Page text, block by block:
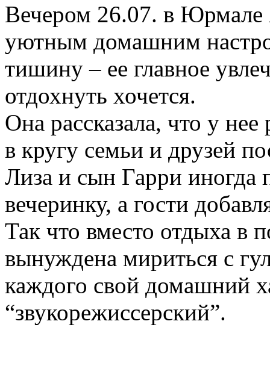
Вечером 26.07. в Юрмале
уютным домашним
тишину – ее главное
отдохнуть хочется.
Она рассказала, что у
в кругу семьи и друзей
Лиза и сын Гарри
вечеринку, а гости
Так что вместо отдыха в
вынуждена мириться с
каждого свой домашний
“звукорежиссерский”.